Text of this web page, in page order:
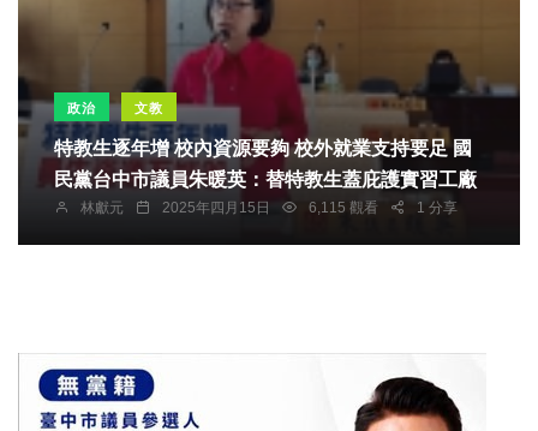
政治 文教
特教生逐年增 校內資源要夠 校外就業支持要足 國
民黨台中市議員朱暖英：替特教生蓋庇護實習工廠
林獻元 2025年四月15日 6,115 觀看 1 分享